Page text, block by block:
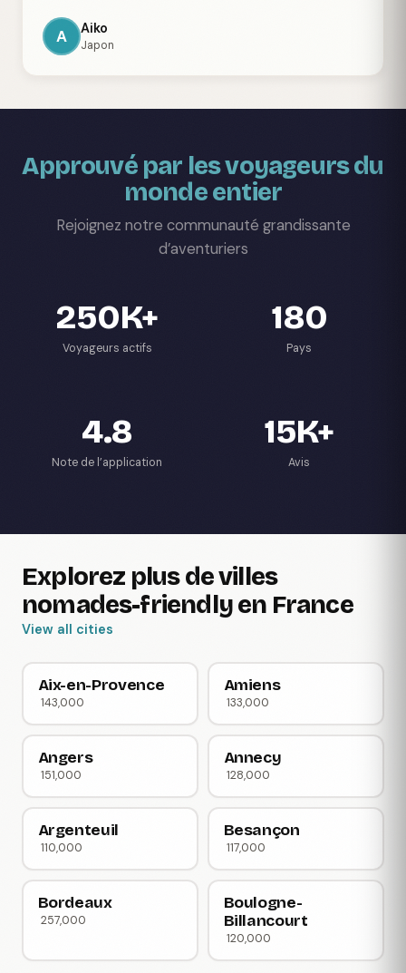
A Aiko
Japon
Approuvé par les voyageurs du
monde entier
Rejoignez notre communauté grandissante
d’aventuriers
250K+
Voyageurs actifs
180
Pays
4.8
Note de l’application
15K+
Avis
Explorez plus de villes
nomades-friendly en France
View all cities
Aix-en-Provence
143,000
Amiens
133,000
Angers
151,000
Annecy
128,000
Argenteuil
110,000
Besançon
117,000
Bordeaux
257,000
Boulogne-
Billancourt
120,000